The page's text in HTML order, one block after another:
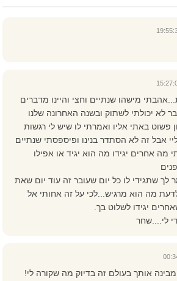
מישהו שנתיים וחצי והיינו מדברים
לא יכולתי לשתוק ובשנה האחרונה שלנו
פשוט באתי אליו ואמרתי לו שיש לי רגשות
אבל זה לא הסתדר בנינו ופיספסתי שנתיים
מה אחרים יגידו מה הוא יגיד או אפילו
לך שתגידי לו כל יום שעובר זה עוד יום שאת
מה הוא מרגיש...לכי על זה אחותי אל
יגידו לשלוט בך.
לי....שחר
מבינה אותך בעולם זה בדיוק מה שקורה לי!